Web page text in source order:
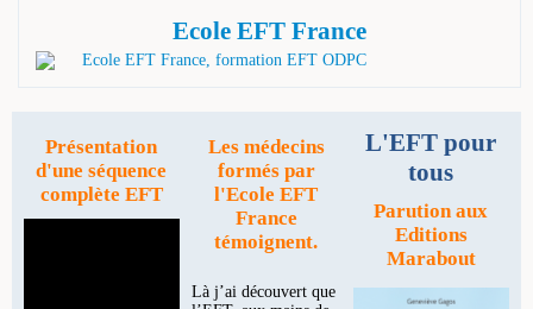
Ecole EFT France
Présentation
d'une séquence
complète EFT
Les médecins
formés par
l'Ecole EFT
France
témoignent.
Là j’ai découvert que
Je suis partisan
L'EFT pour
tous
Parution aux
Editions
Marabout